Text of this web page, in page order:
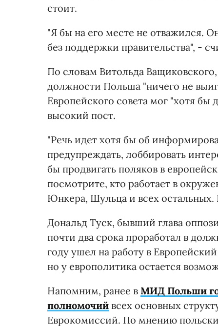
стоит.
"Я бы на его месте не отважился.
без поддержки правительства", -
По словам Витольда
должности Польша "ничего не
Европейского совета мог "хотя
высокий пост.
"Речь идет хотя бы об
предупреждать, лоббировать
бы продвигать поляков в
посмотрите, кто работает в
Юнкера, Шульца и всех остальных.
Дональд Туск, бывший глава
почти два срока проработал в
году ушел на работу в Европейский
но у европолитика остается
Напомним, ранее в МИД Польши
полномочий всех основных
Еврокомиссий. По мнению